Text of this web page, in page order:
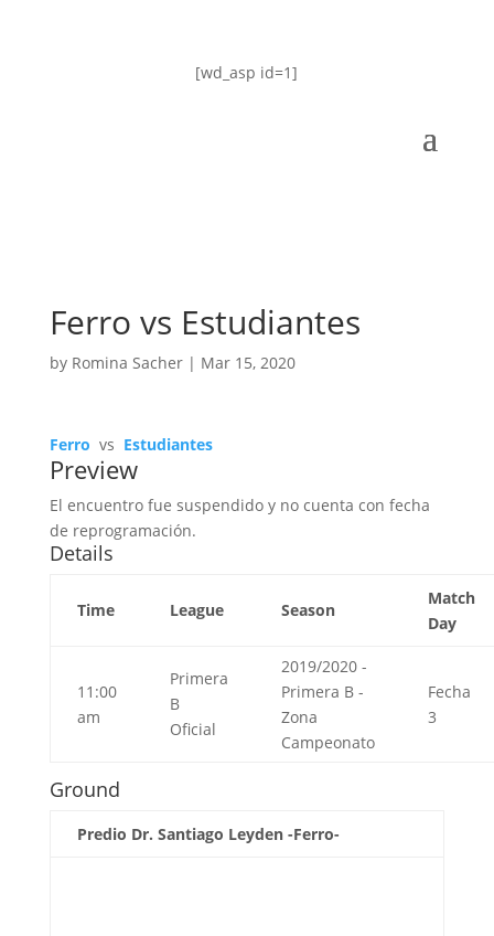
[wd_asp id=1]
Ferro vs Estudiantes
by Romina Sacher| Mar 15, 2020
Ferro vs Estudiantes
Preview
El encuentro fue suspendido y no cuenta con fecha
de reprogramación.
Details
Time League Season
Match
Day
11:00
am
Primera
B
Oficial
2019/2020 -
Primera B -
Zona
Campeonato
Fecha
3
Ground
Predio Dr. Santiago Leyden -Ferro-